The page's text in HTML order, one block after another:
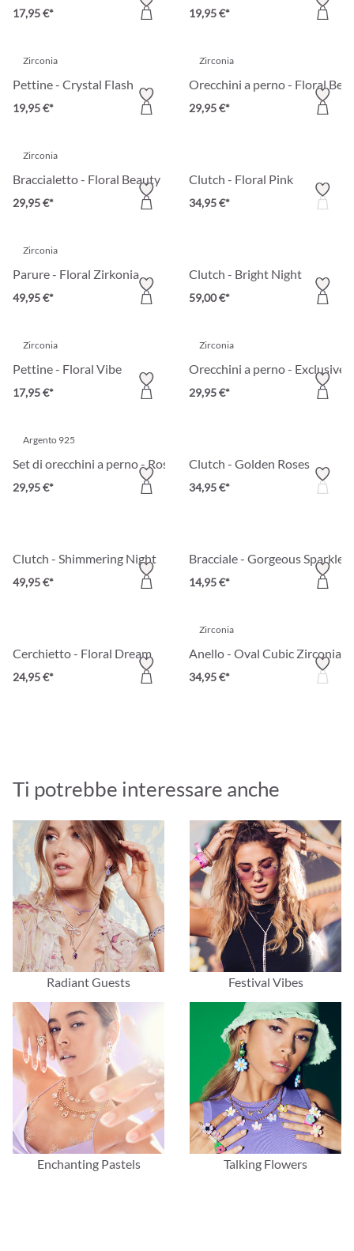
17,95 €* 19,95 €*
Zirconia
Pettine - Crystal Flash
19,95 €*
Zirconia
Orecchini a perno - Floral
29,95 €*
Zirconia
Braccialetto - Floral Beauty
29,95 €*
Clutch - Floral Pink
34,95 €*
Zirconia
Parure - Floral Zirkonia
49,95 €*
Clutch - Bright Night
59,00 €*
Zirconia
Pettine - Floral Vibe
17,95 €*
Zirconia
Orecchini a perno - Exclusive
29,95 €*
Argento 925
Set di orecchini a perno - Rosa Pearl
29,95 €*
Clutch - Golden Roses
34,95 €*
Clutch - Shimmering Night
49,95 €*
Bracciale - Gorgeous Sparkle
14,95 €*
Cerchietto - Floral Dream
24,95 €*
Zirconia
Anello - Oval Cubic Zirconia
34,95 €*
Ti potrebbe interessare anche
Radiant Guests Festival Vibes
Enchanting Pastels Talking Flowers